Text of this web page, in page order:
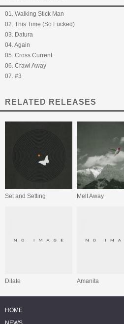
01. Walking Stick Man
02. This Time (So Fucked)
03. Datura
04. Again
05. Cross Current
06. Crawl Away
07. #3
RELATED RELEASES
Set and Setting Melt Away
Dilate Amanita
HOME